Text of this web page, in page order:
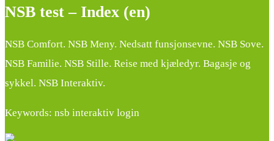
NSB test – Index (en)
NSB Comfort. NSB Meny. Nedsatt funsjonsevne. NSB Sove.
NSB Familie. NSB Stille. Reise med kjæledyr. Bagasje og
sykkel. NSB Interaktiv.
Keywords: nsb interaktiv login